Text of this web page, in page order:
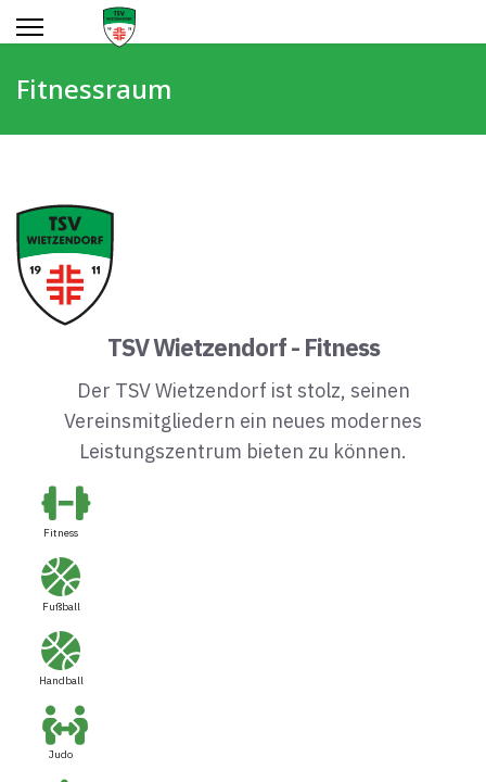
Fitnessraum
TSV Wietzendorf - Fitness
Der TSV Wietzendorf ist stolz, seinen
Vereinsmitgliedern ein neues modernes
Leistungszentrum bieten zu können.
Fitness
Fußball
Handball
Judo